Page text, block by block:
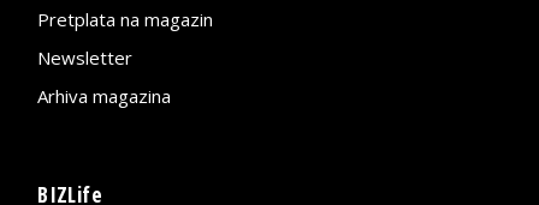
Pretplata na magazin
Newsletter
Arhiva magazina
BIZLife